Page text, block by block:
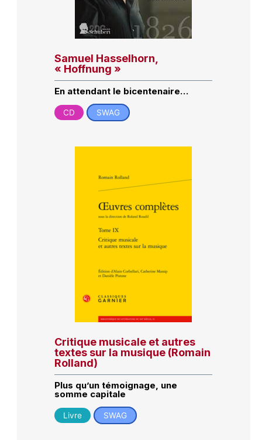
Samuel Hasselhorn,
« Hoffnung »
En attendant le bicentenaire…
CD SWAG
Critique musicale et autres
textes sur la musique (Romain
Rolland)
Plus qu’un témoignage, une
somme capitale
Livre SWAG